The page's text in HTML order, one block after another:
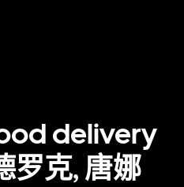
delivery
罗克, 唐娜